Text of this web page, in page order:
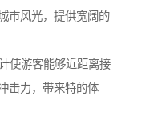
市风光，提供宽阔的
使游客能够近距离接
击力，带来特的体